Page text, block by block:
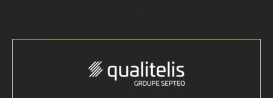
Accéder à mon compte